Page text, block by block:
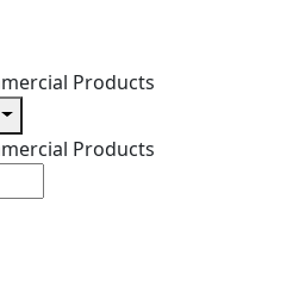
Products
Products